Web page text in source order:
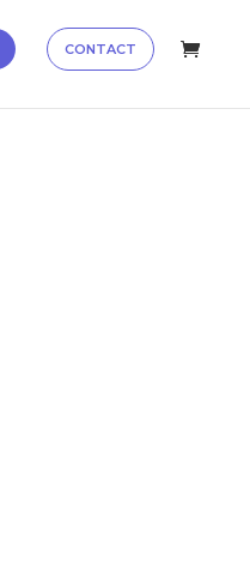
CONTACT